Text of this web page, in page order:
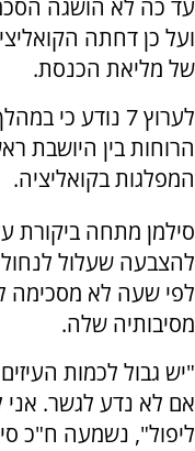
עד כה לא הושגה
ועל כן דחתה
של מליאת הכנסת.
לערוץ 7 נודע
הרוחות בין היושבת
המפלגות בקואליציה.
סילמן מתחה ביקורת
להצבעה שעלול
לפי שעה לא מסכימה
מסיבותיה שלה.
"יש גבול לכמות
אם לא נדע לגשר.
ליפול", נשמעה ח"כ